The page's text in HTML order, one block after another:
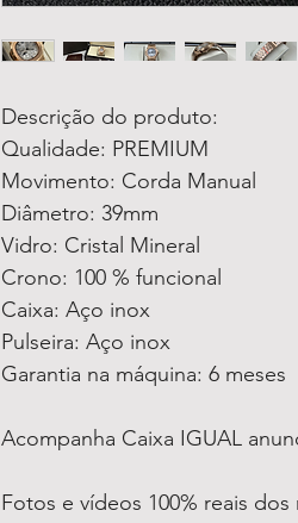
Descrição do produto:
Qualidade: PREMIUM
Movimento: Corda Manual
Diâmetro: 39mm
Vidro: Cristal Mineral
Crono: 100 % funcional
Caixa: Aço inox
Pulseira: Aço inox
Garantia na máquina: 6 meses
Acompanha Caixa IGUAL
Fotos e vídeos 100% reais